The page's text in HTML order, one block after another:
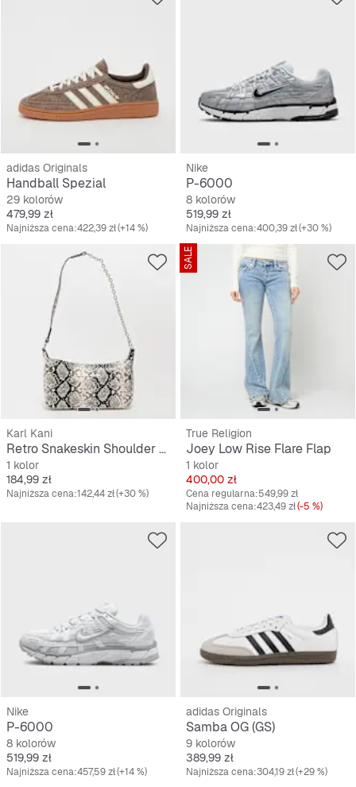
adidas Originals
Handball Spezial
29 kolorów
Cena
479,99 zł
Najniższa cena:422,39 zł(+14 %)
Nike
P-6000
8 kolorów
Cena
519,99 zł
Najniższa cena:400,39 zł(+30 %)
Karl Kani
Retro Snakeskin Shoulder Bag
1 kolor
Cena
184,99 zł
Najniższa cena:142,44 zł(+30 %)
SALE
True Religion
Joey Low Rise Flare Flap
1 kolor
Cena
400,00 zł
Cena regularna:549,99 zł
Najniższa cena:423,49 zł(-5 %)
Nike
P-6000
8 kolorów
Cena
519,99 zł
Najniższa cena:457,59 zł(+14 %)
adidas Originals
Samba OG (GS)
9 kolorów
Cena
389,99 zł
Najniższa cena:304,19 zł(+29 %)